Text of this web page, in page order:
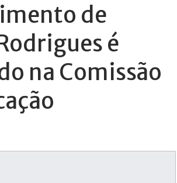
de
é
na Comissão